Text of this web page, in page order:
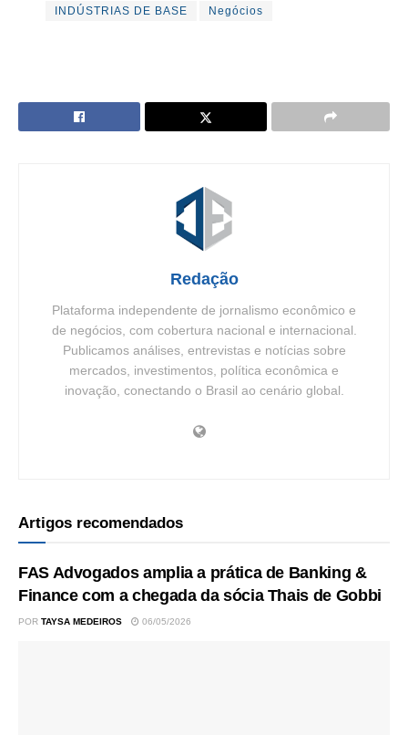
INDÚSTRIAS DE BASE Negócios
Redação
Plataforma independente de jornalismo econômico e
de negócios, com cobertura nacional e internacional.
Publicamos análises, entrevistas e notícias sobre
mercados, investimentos, política econômica e
inovação, conectando o Brasil ao cenário global.
Artigos recomendados
FAS Advogados amplia a prática de Banking &
Finance com a chegada da sócia Thais de Gobbi
POR TAYSA MEDEIROS 06/05/2026